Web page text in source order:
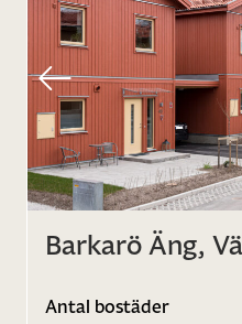
Barkarö Äng,
Antal bostäder